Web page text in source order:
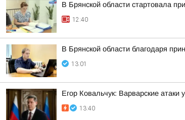
В Брянской области стартовала
12:40
В Брянской области благодаря
13:01
Егор Ковальчук: Варварские
13:40